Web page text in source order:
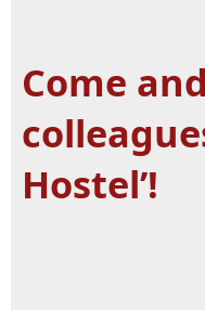
Come
Hostel’!